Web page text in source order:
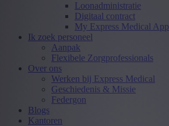
Loonadministratie
Digitaal contract
My Express Medical App
Ik zoek personeel
Aanpak
Flexibele Zorgprofessionals
Over ons
Werken bij Express Medical
Geschiedenis & Missie
Federgon
Blogs
Kantoren